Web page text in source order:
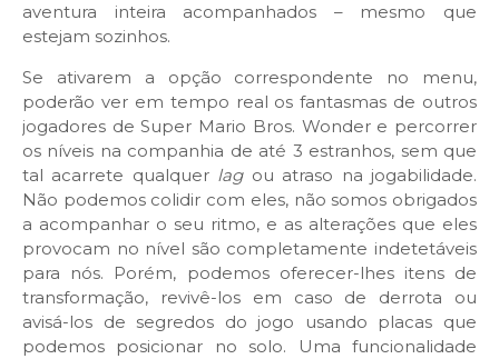
aventura inteira acompanhados – mesmo que
estejam sozinhos.
Se ativarem a opção correspondente no menu,
poderão ver em tempo real os fantasmas de outros
jogadores de Super Mario Bros. Wonder e percorrer
os níveis na companhia de até 3 estranhos, sem que
tal acarrete qualquer lag ou atraso na jogabilidade.
Não podemos colidir com eles, não somos obrigados
a acompanhar o seu ritmo, e as alterações que eles
provocam no nível são completamente indetetáveis
para nós. Porém, podemos oferecer-lhes itens de
transformação, revivê-los em caso de derrota ou
avisá-los de segredos do jogo usando placas que
podemos posicionar no solo. Uma funcionalidade